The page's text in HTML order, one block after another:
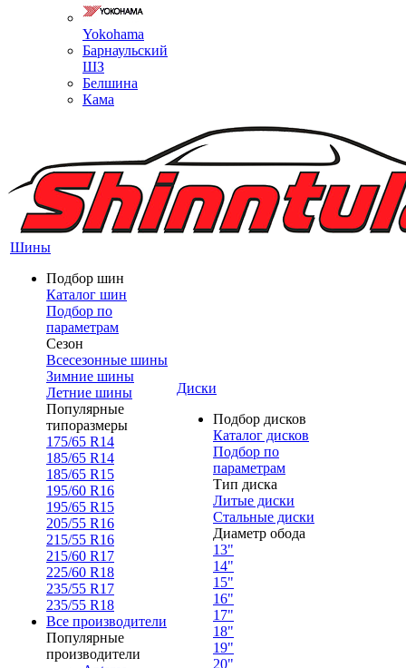
Yokohama
Барнаульский
ШЗ
Белшина
Кама
Шины
Подбор шин
Каталог шин
Подбор по
параметрам
Сезон
Всесезонные шины
Зимние шины
Летние шины
Популярные
типоразмеры
175/65 R14
185/65 R14
185/65 R15
195/60 R16
195/65 R15
205/55 R16
215/55 R16
215/60 R17
225/60 R18
235/55 R17
235/55 R18
Все производители
Популярные
производители
Диски
Подбор дисков
Каталог дисков
Подбор по
параметрам
Тип диска
Литые диски
Стальные диски
Диаметр обода
13"
14"
15"
16"
17"
18"
19"
20"